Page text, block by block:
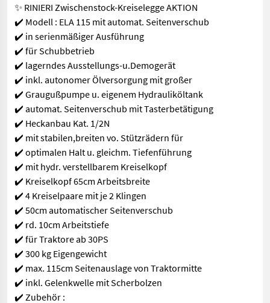
✨ RINIERI Zwischenstock-Kreiselegge AKTION
✔️ Modell : ELA 115 mit automat. Seitenverschub
✔️ in serienmäßiger Ausführung
✔️ für Schubbetrieb
✔️ lagerndes Ausstellungs-u.Demogerät
✔️ inkl. autonomer Ölversorgung mit großer
✔️ Graugußpumpe u. eigenem Hydrauliköltank
✔️ automat. Seitenverschub mit Tasterbetätigung
✔️ Heckanbau Kat. 1/2N
✔️ mit stabilen,breiten vo. Stützrädern für
✔️ optimalen Halt u. gleichm. Tiefenführung
✔️ mit hydr. verstellbarem Kreiselkopf
✔️ Kreiselkopf 65cm Arbeitsbreite
✔️ 4 Kreiselpaare mit je 2 Klingen
✔️ 50cm automatischer Seitenverschub
✔️ rd. 10cm Arbeitstiefe
✔️ für Traktore ab 30PS
✔️ 300 kg Eigengewicht
✔️ max. 115cm Seitenauslage von Traktormitte
✔️ inkl. Gelenkwelle mit Scherbolzen
✔️ Zubehör :